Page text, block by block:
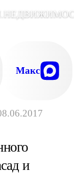
Макс
и